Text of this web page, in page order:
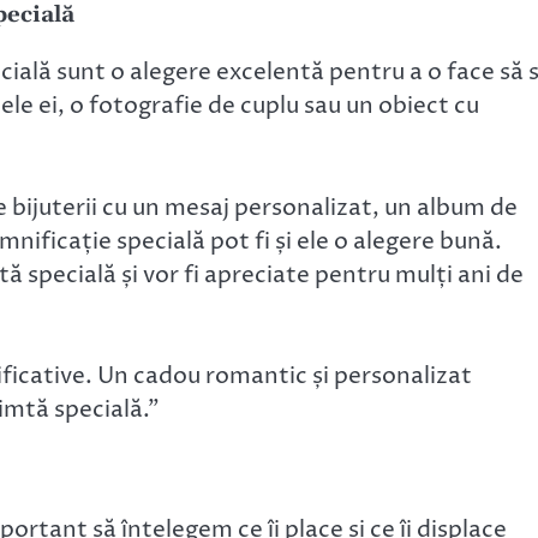
sunt o alegere excelentă pentru a o face să
ei, o fotografie de cuplu sau un obiect cu
cu un mesaj personalizat, un album de
specială pot fi și ele o alegere bună.
specială și vor fi apreciate pentru mulți ani de
Un cadou romantic și personalizat
specială.”
să înțelegem ce îi place și ce îi displace